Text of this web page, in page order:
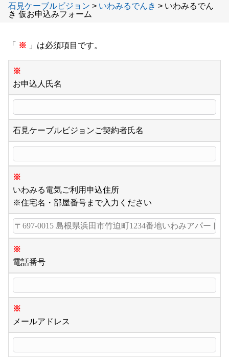
石見ケーブルビジョン > いわみるでんき > いわみるでん
き 仮お申込みフォーム
「 ※ 」は必須項目です。
※
お申込人氏名
石見ケーブルビジョンご契約者氏名
※
いわみる電気ご利用申込住所
※住宅名・部屋番号まで入力ください
※
電話番号
※
メールアドレス